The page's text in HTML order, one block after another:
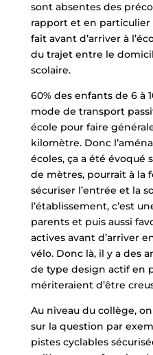
sont absentes des
rapport et en
fait avant d’arriver à
du trajet entre le
scolaire.
60% des enfants de 6 à
mode de transport
école pour faire
kilomètre. Donc
écoles, ça a été évoqué
de mètres, pourrait à la
sécuriser l’entrée et la
l’établissement, c’est
parents et puis aussi
actives avant d’arriver
vélo. Donc là, il y a des
de type design actif en
mériteraient d’être
Au niveau du collège,
sur la question par
pistes cyclables